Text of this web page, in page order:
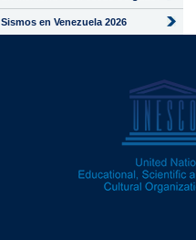
Sismos en Venezuela 2026